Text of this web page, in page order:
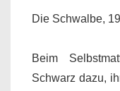
Die Schwalbe,
Beim
Schwarz dazu,